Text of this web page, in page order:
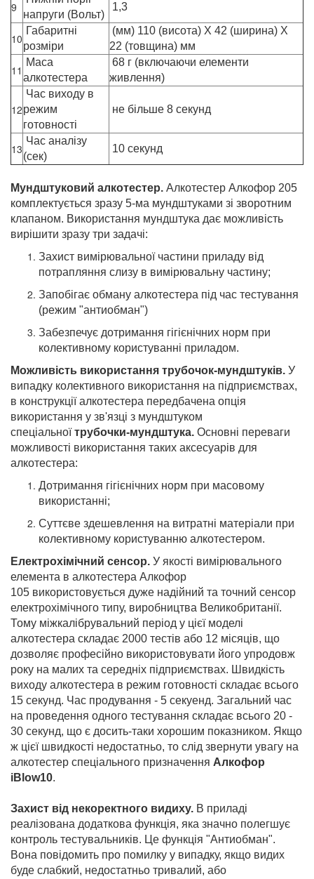
9
напруги (Вольт)
1,3
10
Габаритні
розміри
(мм) 110 (висота) Х 42 (ширина) Х
22 (товщина) мм
11
Маса
алкотестера
68 г (включаючи елементи
живлення)
12
Час виходу в
режим
готовності
не більше 8 секунд
13
Час аналізу
(сек)
10 секунд
Мундштуковий алкотестер. Алкотестер Алкофор 205
комплектується зразу 5-ма мундштуками зі зворотним
клапаном. Використання мундштука дає можливість
вирішити зразу три задачі:
Захист вимірювальної частини приладу від
потрапляння слизу в вимірювальну частину;
Запобігає обману алкотестера під час тестування
(режим "антиобман")
Забезпечує дотримання гігієнічних норм при
колективному користуванні приладом.
Можливість використання трубочок-мундштуків. У
випадку колективного використання на підприємствах,
в конструкції алкотестера передбачена опція
використання у зв'язці з мундштуком
спеціальноїтрубочки-мундштука. Основні переваги
можливості використання таких аксесуарів для
алкотестера:
Дотримання гігієнічних норм при масовому
використанні;
Суттєве здешевлення на витратні матеріали при
колективному користуванню алкотестером.
Електрохімічний сенсор. У якості вимірювального
елемента в алкотестера Алкофор
105 використовується дуже надійний та точний сенсор
електрохімічного типу, виробництва Великобританії.
Тому міжкалібрувальний період у цієї моделі
алкотестера складає 2000 тестів або 12 місяців, що
дозволяє професійно використовувати його упродовж
року на малих та середніх підприємствах. Швидкість
виходу алкотестера в режим готовності складає всього
15 секунд. Час продування - 5 секуенд. Загальний час
на проведення одного тестування складає всього 20 -
30 секунд, що є досить-таки хорошим показником. Якщо
ж цієї швидкості недостатньо, то слід звернути увагу на
алкотестер спеціального призначення Алкофор
iBlow10.
Захист від некоректного видиху. В приладі
реалізована додаткова функція, яка значно полегшує
контроль тестувальників. Це функція "Антиобман".
Вона повідомить про помилку у випадку, якщо видих
буде слабкий, недостатньо тривалий, або